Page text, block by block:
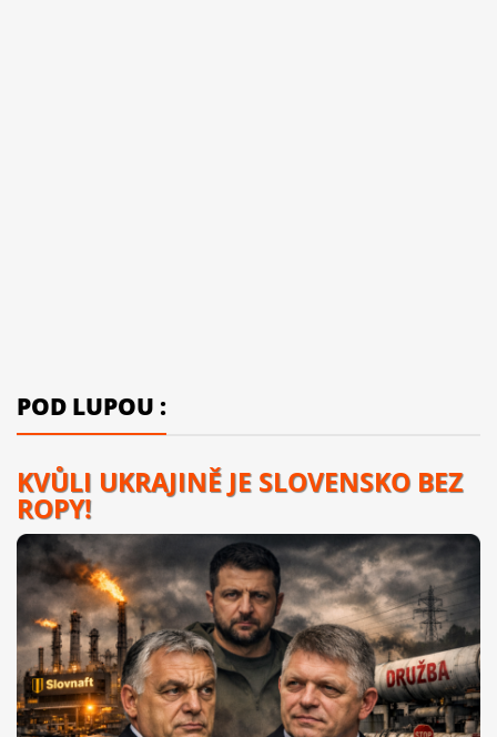
POD LUPOU :
KVŮLI UKRAJINĚ JE SLOVENSKO BEZ
ROPY!